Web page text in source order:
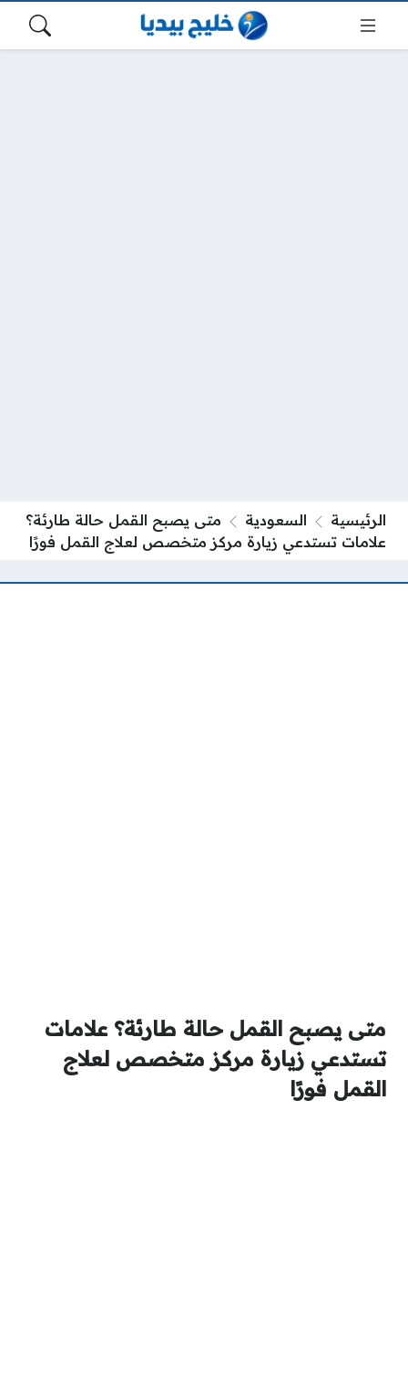
الرئيسية السعودية
متى يصبح القمل حالة طارئة؟
علامات تستدعي زيارة مركز متخصص لعلاج القمل فورًا
متى يصبح القمل حالة طارئة؟ علامات
تستدعي زيارة مركز متخصص لعلاج
القمل فورًا